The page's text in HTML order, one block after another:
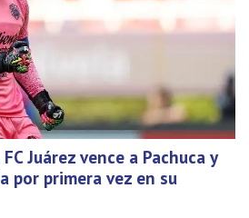
Juárez vence a Pachuca y
por primera vez en su